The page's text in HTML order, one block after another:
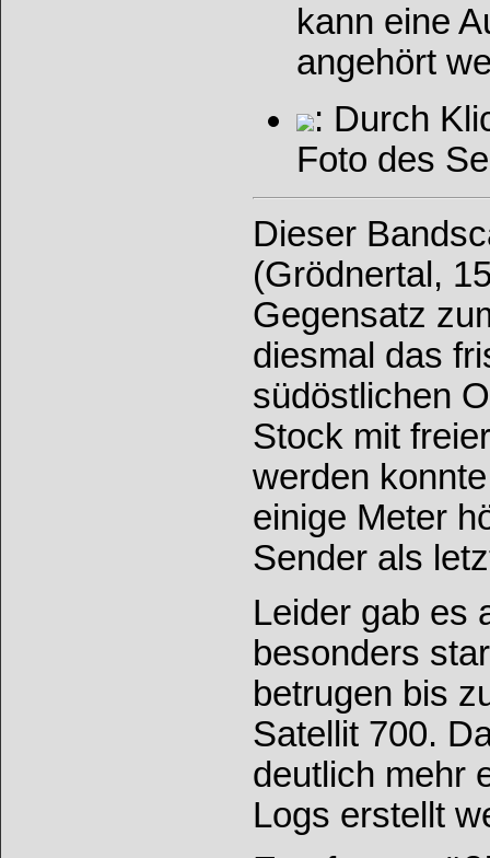
kann eine
angehört
: Durch
Foto des
Dieser
(Grödnertal,
Gegensatz
diesmal das
südöstlichen
Stock mit
werden
einige Meter
Sender als
Leider gab es
besonders
betrugen bis
Satellit 700.
deutlich mehr
Logs erstellt